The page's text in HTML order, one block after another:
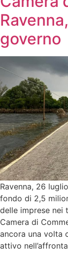
governo
Ravenna, 26
fondo di 2,5
delle imprese nei
Camera di
ancora una volta
attivo